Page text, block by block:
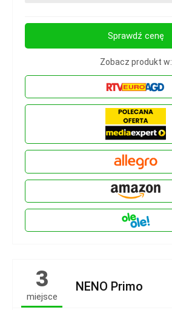
Sprawdź cenę
Zobacz produkt w:
3
miejsce
NENO Primo